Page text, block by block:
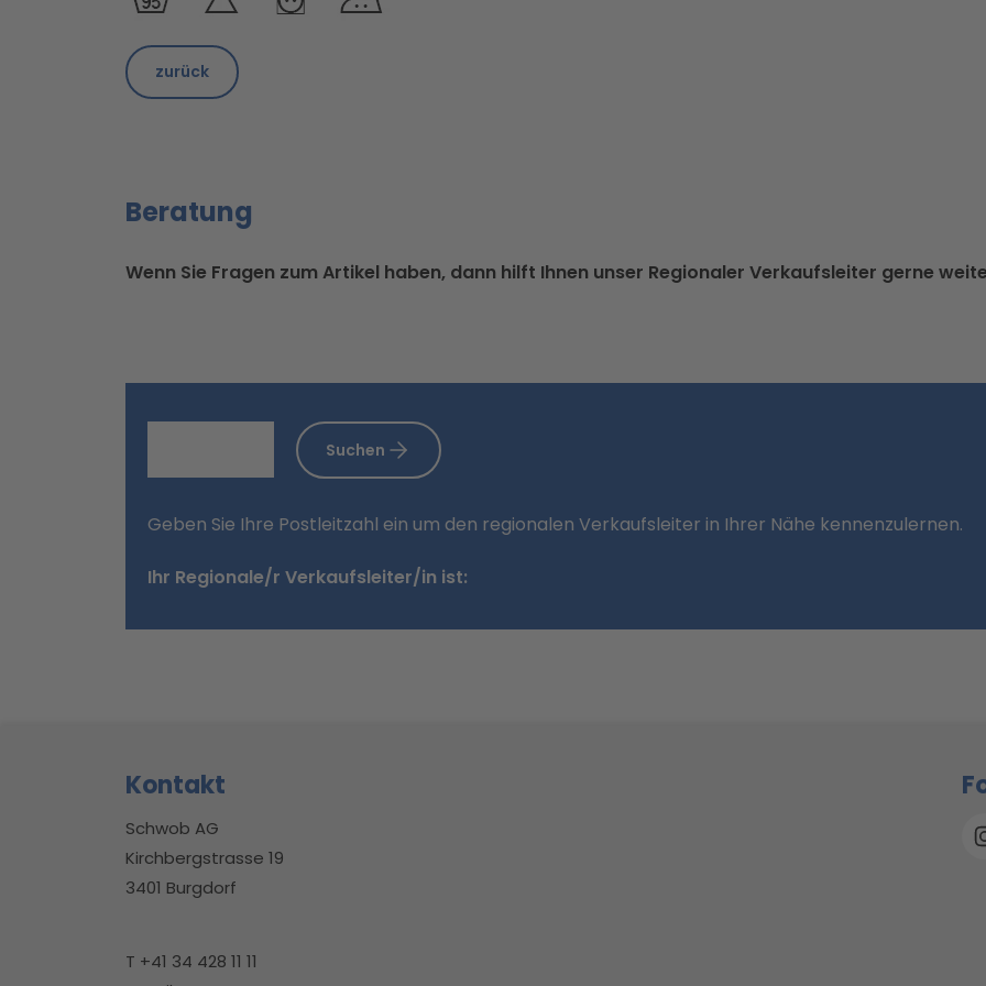
zurück
Beratung
Wenn Sie Fragen zum Artikel haben, dann hilft Ihnen unser Regionaler Verkaufsleiter gerne
Suchen
Geben Sie Ihre Postleitzahl ein um den regionalen Verkaufsleiter in Ihrer Nähe kennenzulernen.
Ihr Regionale/r Verkaufsleiter/in ist:
Kontakt
Schwob AG
Kirchbergstrasse 19
3401 Burgdorf
T +41 34 428 11 11